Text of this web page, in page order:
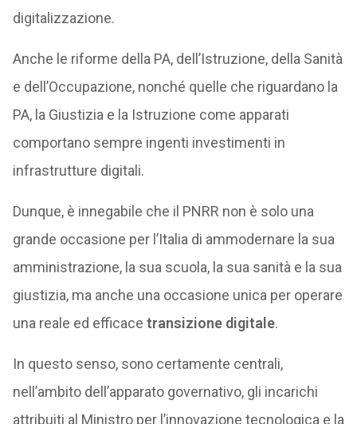
digitalizzazione.
Anche le riforme della PA, dell’Istruzione, della Sanità
e dell’Occupazione, nonché quelle che riguardano la
PA, la Giustizia e la Istruzione come apparati
comportano sempre ingenti investimenti in
infrastrutture digitali.
Dunque, è innegabile che il PNRR non è solo una
grande occasione per l’Italia di ammodernare la sua
amministrazione, la sua scuola, la sua sanità e la sua
giustizia, ma anche una occasione unica per operare
una reale ed efficace transizione digitale.
In questo senso, sono certamente centrali,
nell’ambito dell’apparato governativo, gli incarichi
attribuiti al Ministro per l’innovazione tecnologica e la